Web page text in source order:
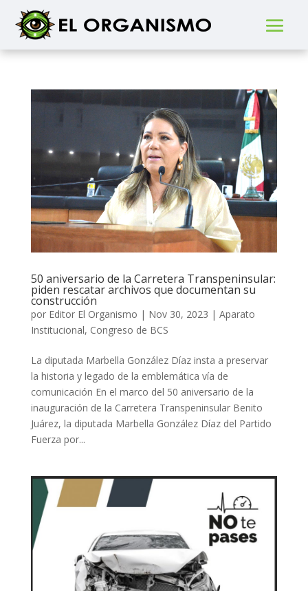
50 aniversario de la Carretera Transpeninsular:
piden rescatar archivos que documentan su
construcción
por Editor El Organismo | Nov 30, 2023 | Aparato
Institucional, Congreso de BCS
La diputada Marbella González Díaz insta a preservar
la historia y legado de la emblemática vía de
comunicación En el marco del 50 aniversario de la
inauguración de la Carretera Transpeninsular Benito
Juárez, la diputada Marbella González Díaz del Partido
Fuerza por...